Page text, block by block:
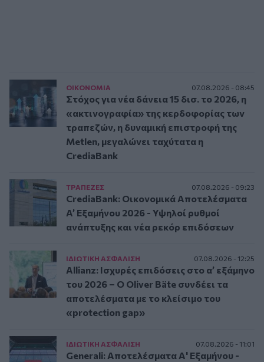
ΟΙΚΟΝΟΜΙΑ 07.08.2026 - 08:45
Στόχος για νέα δάνεια 15 δισ. το 2026, η
«ακτινογραφία» της κερδοφορίας των
τραπεζών, η δυναμική επιστροφή της
Metlen, μεγαλώνει ταχύτατα η
CrediaBank
ΤΡAΠΕΖΕΣ 07.08.2026 - 09:23
CrediaBank: Οικονομικά Αποτελέσματα
A’ Εξαμήνου 2026 - Υψηλοί ρυθμοί
ανάπτυξης και νέα ρεκόρ επιδόσεων
ΙΔΙΩΤΙΚΗ ΑΣΦAΛΙΣΗ 07.08.2026 - 12:25
Allianz: Ισχυρές επιδόσεις στο α’ εξάμηνο
του 2026 – Ο Oliver Bäte συνδέει τα
αποτελέσματα με το κλείσιμο του
«protection gap»
ΙΔΙΩΤΙΚΗ ΑΣΦAΛΙΣΗ 07.08.2026 - 11:01
Generali: Αποτελέσματα Α' Εξαμήνου -